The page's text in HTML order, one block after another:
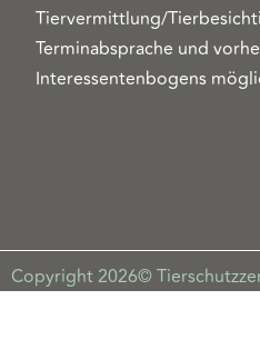
Tiervermittlung/
Terminabsprache und
Interessentenbogens
Copyright 2026©